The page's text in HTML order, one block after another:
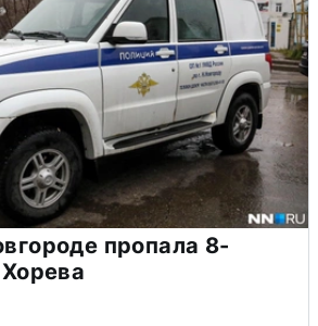
пропала 8-